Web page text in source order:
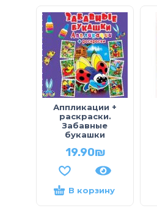
Аппликации +
раскраски.
Забавные
букашки
19.90₪
В корзину